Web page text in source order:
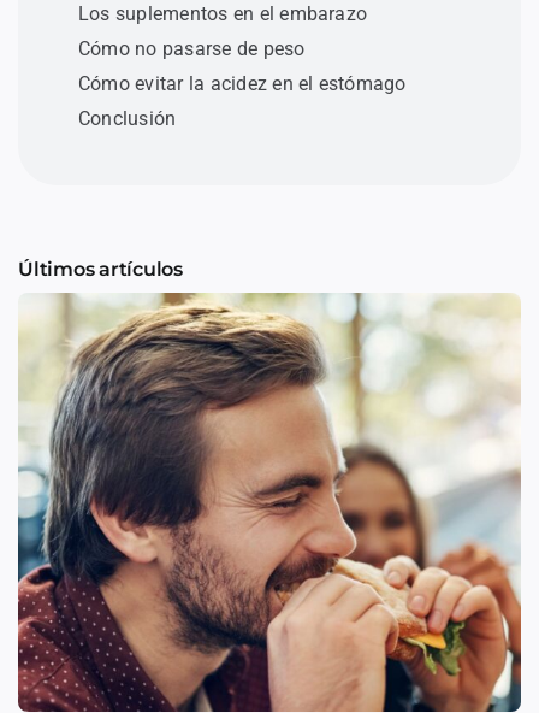
Los suplementos en el embarazo
Cómo no pasarse de peso
Cómo evitar la acidez en el estómago
Conclusión
Últimos artículos